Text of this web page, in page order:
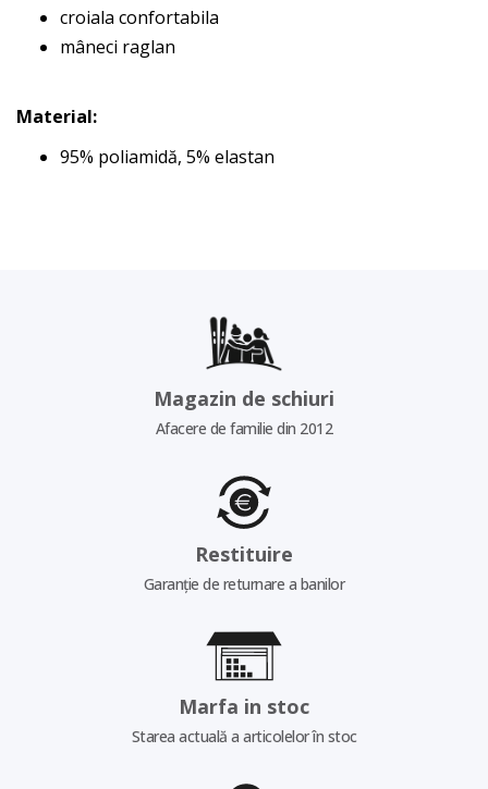
croiala confortabila
mâneci raglan
Material:
95% poliamidă, 5% elastan
Magazin de schiuri
Afacere de familie din 2012
Restituire
Garanție de returnare a banilor
Marfa in stoc
Starea actuală a articolelor în stoc